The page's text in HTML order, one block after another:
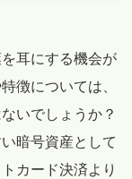
耳にする機会が
徴については、
いでしょうか？
暗号資産として
カード決済より